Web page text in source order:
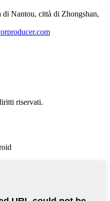
Nantou, città di Zhongshan,
riservati.